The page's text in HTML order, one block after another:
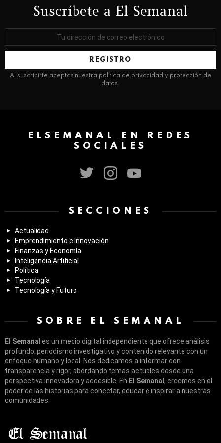
Suscríbete a El Semanal
Al suscribirte aceptas nuestra política de privacidad y protección de
datos.
ELSEMANAL EN REDES
SOCIALES
SECCIONES
Actualidad
Emprendimiento e Innovación
Finanzas y Economía
Inteligencia Artificial
Política
Tecnología
Tecnología y Futuro
SOBRE EL SEMANAL
El Semanal es un medio digital independiente que ofrece análisis
profundo, periodismo investigativo y contenido relevante con un
enfoque humano y local. Nos dedicamos a informar con
transparencia y rigor, abordando temas actuales desde una
perspectiva innovadora y accesible. En El Semanal , creemos en el
poder de las historias para conectar, educar e inspirar a nuestras
comunidades.